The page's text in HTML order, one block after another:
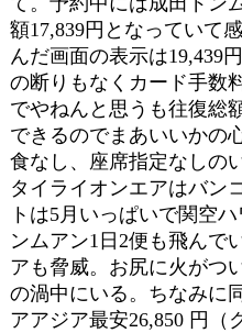
額17,839円となっていて
んだ画面の表示は19,439
の断りもなくカード手数
でやねんと思うも往復総
できるのでまあいいかの
食なし、座席指定なしの
タイライオンエアはバン
トは5月いっぱいで関空
ンムアン1日2便も飛んで
アも脅威。お尻に火がつ
の渦中にいる。ちなみに
アアジア最安26,850 円（